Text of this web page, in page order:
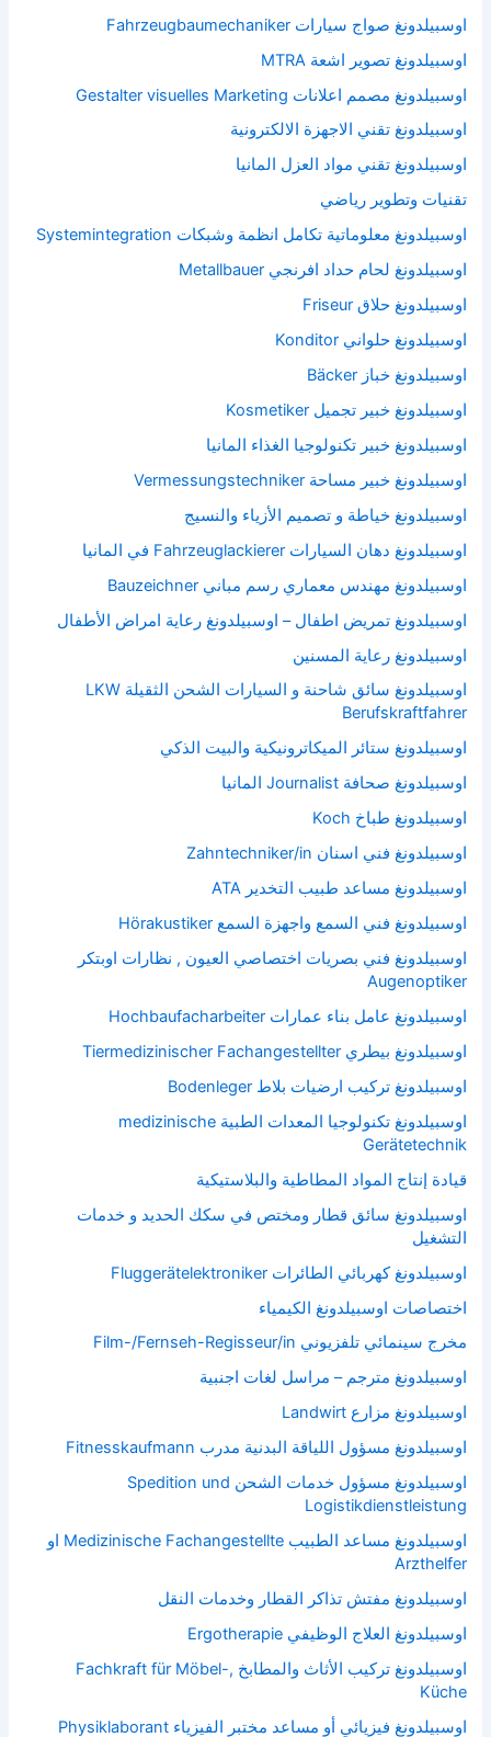
اوسبيلدونغ صواج سيارات Fahrzeugbaumechaniker
اوسبيلدونغ تصوير اشعة MTRA
اوسبيلدونغ مصمم اعلانات Gestalter visuelles Marketing
اوسبيلدونغ تقني الاجهزة الالكترونية
اوسبيلدونغ تقني مواد العزل المانيا
تقنيات وتطوير رياضي
اوسبيلدونغ معلوماتية تكامل انظمة وشبكات Systemintegration
اوسبيلدونغ لحام حداد افرنجي Metallbauer
اوسبيلدونغ حلاق Friseur
اوسبيلدونغ حلواني Konditor
اوسبيلدونغ خباز Bäcker
اوسبيلدونغ خبير تجميل Kosmetiker
اوسبيلدونغ خبير تكنولوجيا الغذاء المانيا
اوسبيلدونغ خبير مساحة Vermessungstechniker
اوسبيلدونغ خياطة و تصميم الأزياء والنسيج
اوسبيلدونغ دهان السيارات Fahrzeuglackierer في المانيا
اوسبيلدونغ مهندس معماري رسم مباني Bauzeichner
اوسبيلدونغ تمريض اطفال – اوسبيلدونغ رعاية امراض الأطفال
اوسبيلدونغ رعاية المسنين
اوسبيلدونغ سائق شاحنة و السيارات الشحن الثقيلة LKW
Berufskraftfahrer
اوسبيلدونغ ستائر الميكاترونيكية والبيت الذكي
اوسبيلدونغ صحافة Journalist المانيا
اوسبيلدونغ طباخ Koch
اوسبيلدونغ فني اسنان Zahntechniker/in
اوسبيلدونغ مساعد طبيب التخدير ATA
اوسبيلدونغ فني السمع واجهزة السمع Hörakustiker
اوسبيلدونغ فني بصريات اختصاصي العيون , نظارات اوبتكر
Augenoptiker
اوسبيلدونغ عامل بناء عمارات Hochbaufacharbeiter
اوسبيلدونغ بيطري Tiermedizinischer Fachangestellter
اوسبيلدونغ تركيب ارضيات بلاط Bodenleger
اوسبيلدونغ تكنولوجيا المعدات الطبية medizinische
Gerätetechnik
قيادة إنتاج المواد المطاطية والبلاستيكية
اوسبيلدونغ سائق قطار ومختص في سكك الحديد و خدمات
التشغيل
اوسبيلدونغ كهربائي الطائرات Fluggerätelektroniker
اختصاصات اوسبيلدونغ الكيمياء
مخرج سينمائي تلفزيوني Film-/Fernseh-Regisseur/in
اوسبيلدونغ مترجم – مراسل لغات اجنبية
اوسبيلدونغ مزارع Landwirt
اوسبيلدونغ مسؤول اللياقة البدنية مدرب Fitnesskaufmann
اوسبيلدونغ مسؤول خدمات الشحن Spedition und
Logistikdienstleistung
اوسبيلدونغ مساعد الطبيب Medizinische Fachangestellte او
Arzthelfer
اوسبيلدونغ مفتش تذاكر القطار وخدمات النقل
اوسبيلدونغ العلاج الوظيفي Ergotherapie
اوسبيلدونغ تركيب الأثاث والمطابخ Fachkraft für Möbel-,
Küche
اوسبيلدونغ فيزيائي أو مساعد مختبر الفيزياء Physiklaborant